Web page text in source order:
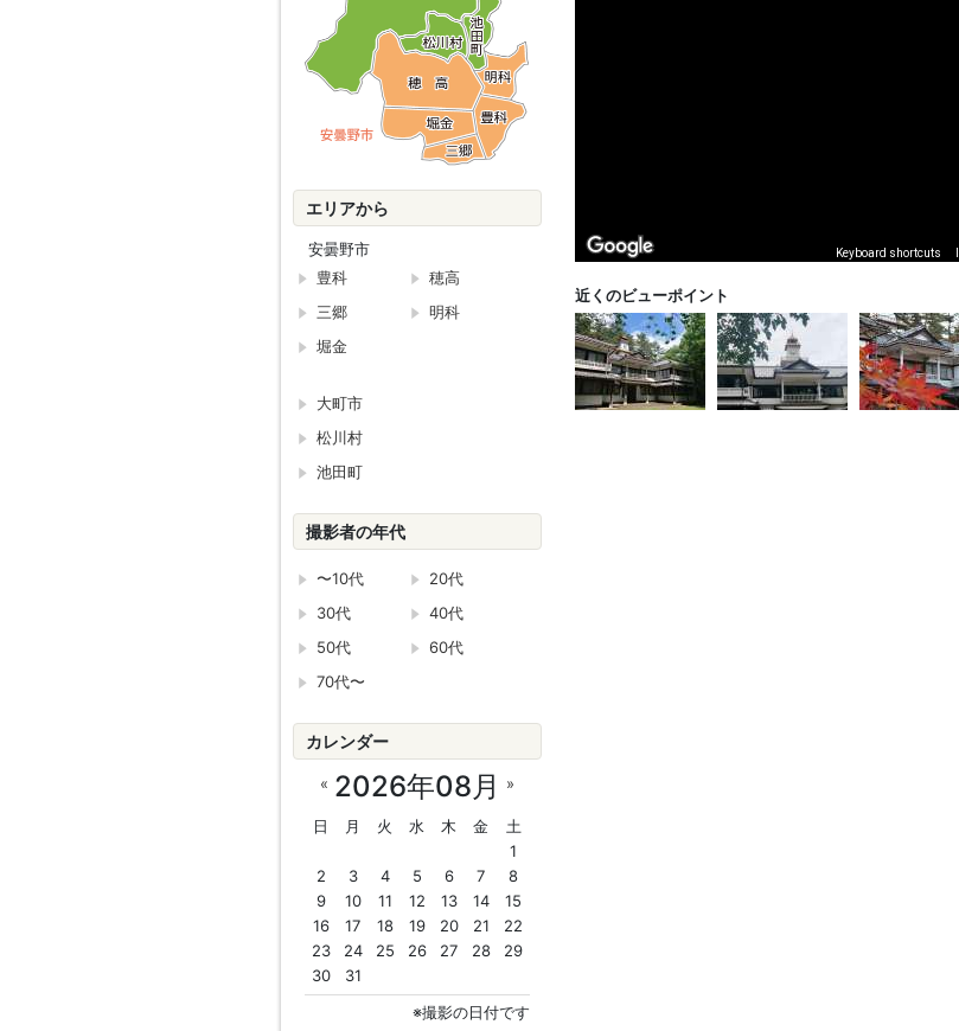
Keyboard shortcuts
近くのビューポイント
エリアから
安曇野市
豊科
穂高
三郷
明科
堀金
大町市
松川村
池田町
撮影者の年代
〜10代
20代
30代
40代
50代
60代
70代〜
カレンダー
2026年08月
« »
日 月 火 水 木 金
土
1
2
3 4 5 6 7
8
9
10 11 12 13 14
15
16
17 18 19 20 21
22
23
24 25 26 27 28
29
30
31
※撮影の日付です